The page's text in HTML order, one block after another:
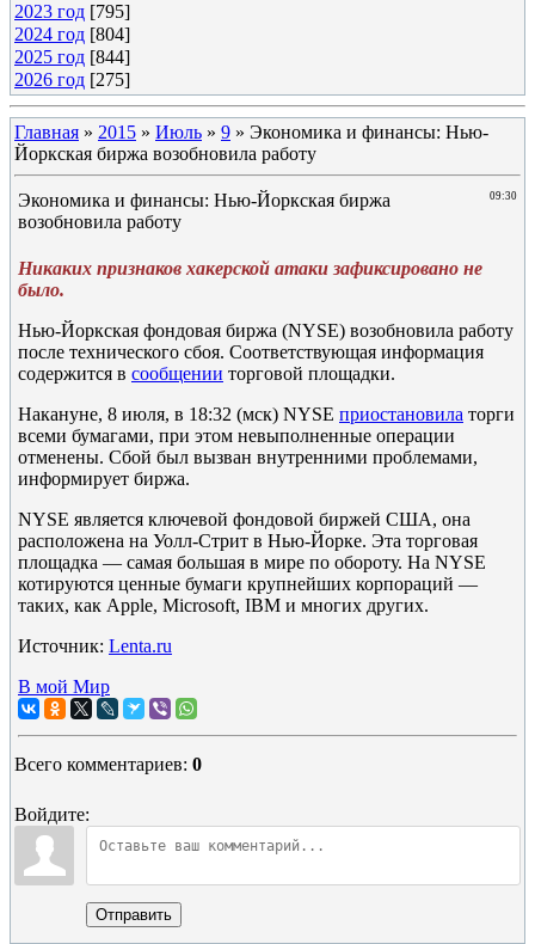
2023 год [795]
2024 год [804]
2025 год [844]
2026 год [275]
Главная » 2015 » Июль » 9 » Экономика и финансы: Нью-
Йоркская биржа возобновила работу
09:30
Экономика и финансы: Нью-Йоркская биржа
возобновила работу
Никаких признаков хакерской атаки зафиксировано не
было.
Нью-Йоркская фондовая биржа (NYSE) возобновила работу
после технического сбоя. Соответствующая информация
содержится в сообщении торговой площадки.
Накануне, 8 июля, в 18:32 (мск) NYSE приостановила торги
всеми бумагами, при этом невыполненные операции
отменены. Сбой был вызван внутренними проблемами,
информирует биржа.
NYSE является ключевой фондовой биржей США, она
расположена на Уолл-Стрит в Нью-Йорке. Эта торговая
площадка — самая большая в мире по обороту. На NYSE
котируются ценные бумаги крупнейших корпораций —
таких, как Apple, Microsoft, IBM и многих других.
Источник: Lenta.ru
В мой Мир
Всего комментариев: 0
Войдите:
Отправить